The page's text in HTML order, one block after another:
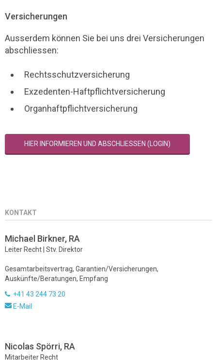
Versicherungen
Ausserdem können Sie bei uns drei Versicherungen
abschliessen:
Rechtsschutzversicherung
Exzedenten-Haftpflichtversicherung
Organhaftpflichtversicherung
HIER INFORMIEREN UND ABSCHLIESSEN (LOGIN)
KONTAKT
Michael Birkner, RA
Leiter Recht | Stv. Direktor
Gesamtarbeitsvertrag, Garantien/Versicherungen,
Auskünfte/Beratungen, Empfang
+41 43 244 73 20
E-Mail
Nicolas Spörri, RA
Mitarbeiter Recht